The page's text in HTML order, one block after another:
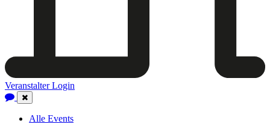
Veranstalter Login
Close
Navigation
Alle Events